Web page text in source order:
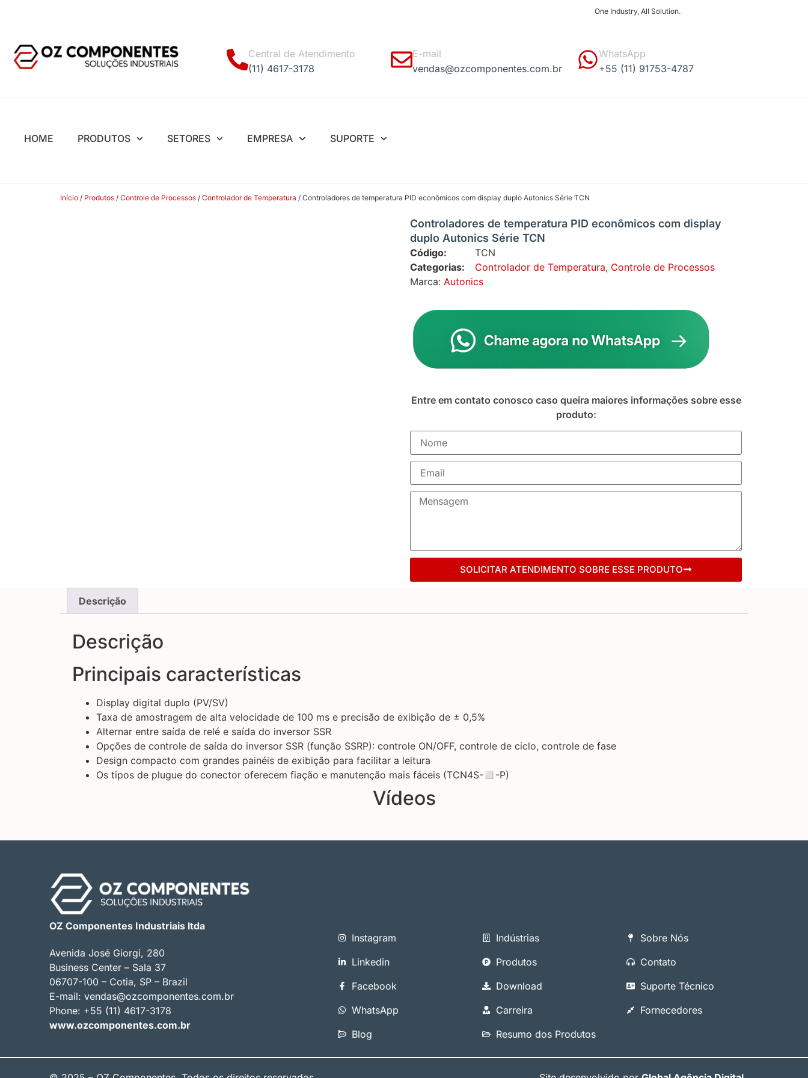
One Industry, All Solution.
Central de Atendimento
(11) 4617-3178
E-mail
vendas@ozcomponentes.com.br
WhatsApp
+55 (11) 91753-4787
HOME PRODUTOS SETORES EMPRESA SUPORTE
Início / Produtos / Controle de Processos / Controlador de Temperatura / Controladores de temperatura PID econômicos com display duplo Autonics Série TCN
Controladores de temperatura PID econômicos com display
duplo Autonics Série TCN
Código:
TCN
Categorias:
Controlador de Temperatura, Controle de Processos
Marca: Autonics
Entre em contato conosco caso queira maiores informações sobre esse
produto:
SOLICITAR ATENDIMENTO SOBRE ESSE PRODUTO
Descrição
Descrição
Principais características
Display digital duplo (PV/SV)
Taxa de amostragem de alta velocidade de 100 ms e precisão de exibição de ± 0,5%
Alternar entre saída de relé e saída do inversor SSR
Opções de controle de saída do inversor SSR (função SSRP): controle ON/OFF, controle de ciclo, controle de fase
Design compacto com grandes painéis de exibição para facilitar a leitura
Os tipos de plugue do conector oferecem fiação e manutenção mais fáceis (TCN4S-◻-P)
Vídeos
OZ Componentes Industriais ltda
Avenida José Giorgi, 280
Business Center – Sala 37
06707-100 – Cotia, SP – Brazil
E-mail: vendas@ozcomponentes.com.br
Phone: +55 (11) 4617-3178
www.ozcomponentes.com.br
Instagram
Linkedin
Facebook
WhatsApp
Blog
Indústrias
Produtos
Download
Carreira
Resumo dos Produtos
Sobre Nós
Contato
Suporte Técnico
Fornecedores